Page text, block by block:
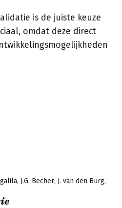
is de juiste keuze
omdat deze direct
J.G. Becher J. van den Burg